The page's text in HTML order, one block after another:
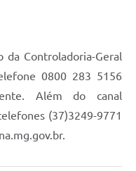
Controladoria-Geral
0800 283 5156
Além do canal
(37)3249-9771